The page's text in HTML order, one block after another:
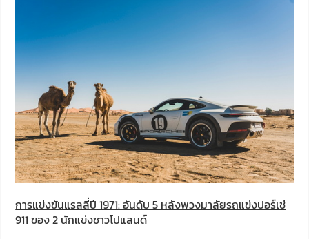
การแข่งขันแรลลี่ปี 1971: อันดับ 5 หลังพวงมาลัยรถแข่งปอร์เช่
911 ของ 2 นักแข่งชาวโปแลนด์